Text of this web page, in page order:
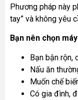
Phương pháp này
tay” và không yêu
Bạn nên chọn
Bạn bận rộn,
Nấu ăn
Muốn chế
Có gia đình,